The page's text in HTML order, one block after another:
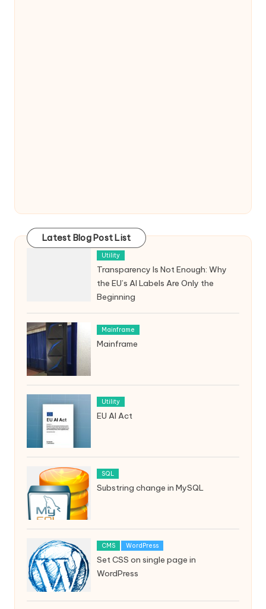
Latest Blog Post List
Utility
Transparency Is Not Enough: Why
the EU’s AI Labels Are Only the
Beginning
Mainframe
Mainframe
Utility
EU AI Act
SQL
Substring change in MySQL
CMS WordPress
Set CSS on single page in
WordPress